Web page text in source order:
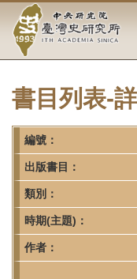
要
中
央
研
究
院-
臺
灣
史
研
書目列表-
編號：
出版書目：
類別：
時期(主題)：
作者：